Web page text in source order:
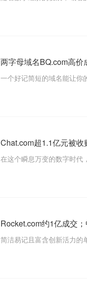
两字母域名BQ.com高价
一个好记简短的域名能让你
Chat.com超1.1亿元被
在这个瞬息万变的数字时代
Rocket.com约1亿成交
简洁易记且富含创新活力的